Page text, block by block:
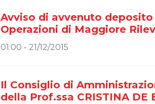
Avviso di avvenuto
Operazioni di Maggiore
01:00 - 21/12/2015
Il Consiglio di
della Prof.ssa CRISTINA DE